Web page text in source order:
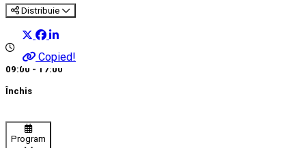
Distribuie
Copied!
09:00 - 17:00
Închis
Program